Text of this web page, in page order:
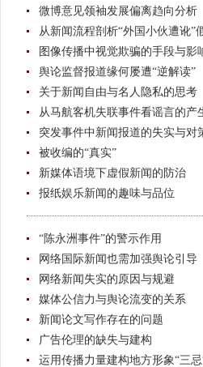
微博意见领袖发展偏离趋向分析
从新闻流程剖析“外国小伙遭讹”
图像传播中视觉欺骗的手段与影
舆论监督报道缘何屡遭“逆解读”
关于新闻自由与名人隐私的思考
从马航客机失联事件看谣言的产
突发事件中新闻报道的失实与对
被收编的“真实”
新媒体语境下虚假新闻的防治
报纸娱乐新闻的趣味与品位
“陈永洲事件”的警示作用
网络国际新闻也需加强舆论引导
网络新闻失实的原因与规避
媒体公信力与舆论流变的关系
新闻论文写作存在的问题
广告伦理的缺失与建构
运用传播力量建构地方形象“三忌